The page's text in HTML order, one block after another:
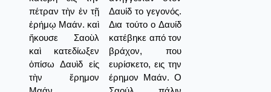
πέτραν τὴν ἐν τῇ
ἐρήμῳ Μαάν. καὶ
ἤκουσε Σαοὺλ
καὶ κατεδίωξεν
ὀπίσω Δαυὶδ εἰς
τὴν ἔρημον
Δαυίδ το γεγονός.
Δια τούτο ο Δαυίδ
κατέβηκε από τον
βράχον, που
ευρίσκετο, εις την
έρημον Μαάν. Ο